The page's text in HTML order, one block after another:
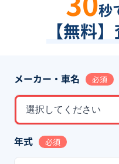
秒
【無料
メーカー・車名 必須
選択してください
年式 必須